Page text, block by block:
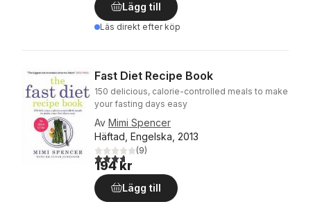
Lägg till
Läs direkt efter köp
Fast Diet Recipe Book
150 delicious, calorie-controlled meals to make
your fasting days easy
Av Mimi Spencer
Häftad, Engelska, 2013
3,7utav 5 stjärnor. Totalt antal röster:
(9)
194 kr
Lägg till